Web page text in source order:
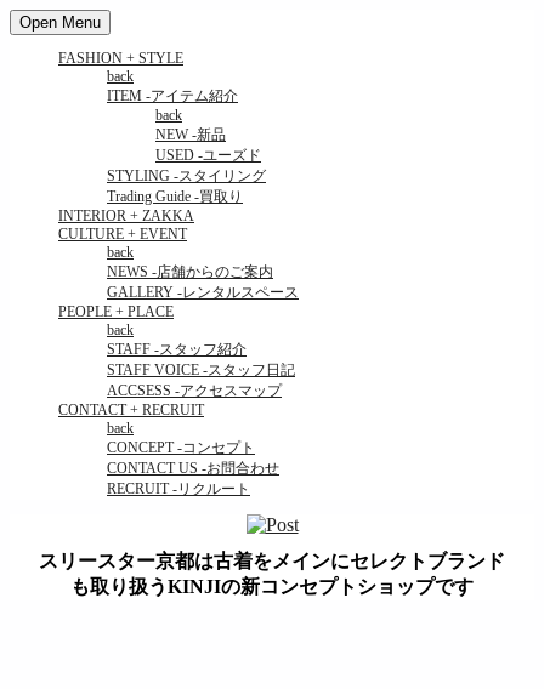
Open Menu
FASHION + STYLE
back
ITEM -アイテム紹介
back
NEW-新品
USED -ユーズド
STYLING -スタイリング
Trading Guide -買取り
INTERIOR + ZAKKA
CULTURE + EVENT
back
NEWS -店舗からのご案内
GALLERY -レンタルスペース
PEOPLE + PLACE
back
STAFF -スタッフ紹介
STAFF VOICE -スタッフ日記
ACCSESS -アクセスマップ
CONTACT + RECRUIT
back
CONCEPT-コンセプト
CONTACT US -お問合わせ
RECRUIT-リクルート
スリースター京都は古着をメインにセレクトブランド
も取り扱うKINJIの新コンセプトショップです